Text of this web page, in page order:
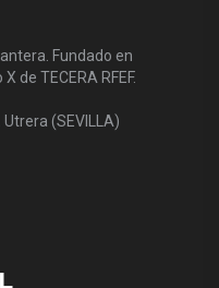
Fundado en
de TECERA RFEF.
(SEVILLA)